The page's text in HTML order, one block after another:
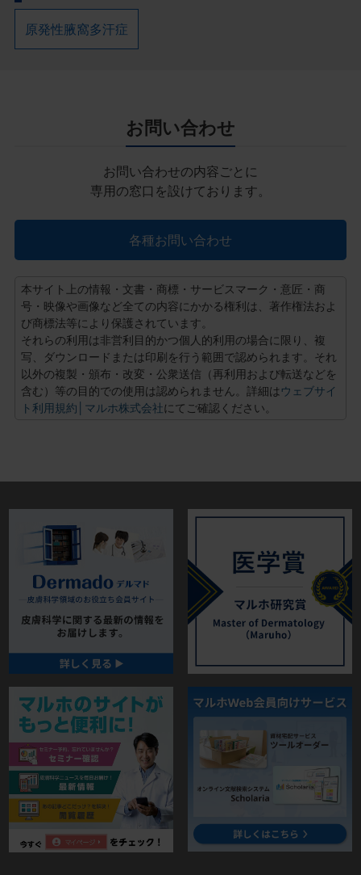
原発性腋窩多汗症
お問い合わせ
お問い合わせの内容ごとに
専用の窓口を設けております。
各種お問い合わせ
本サイト上の情報・文書・商標・サービスマーク・意匠・商
号・映像や画像など全ての内容にかかる権利は、著作権法およ
び商標法等により保護されています。
それらの利用は非営利目的かつ個人的利用の場合に限り、複
写、ダウンロードまたは印刷を行う範囲で認められます。それ
以外の複製・頒布・改変・公衆送信（再利用および転送などを
含む）等の目的での使用は認められません。詳細は ウェブサイ
ト利用規約│マルホ株式会社にてご確認ください。